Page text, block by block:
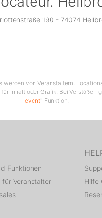
190 - 74074
werden von Veranstaltern,
Inhalt oder Grafik. Bei Verstößen
event" Funktion.
Funktionen
für Veranstalter
Hilfe